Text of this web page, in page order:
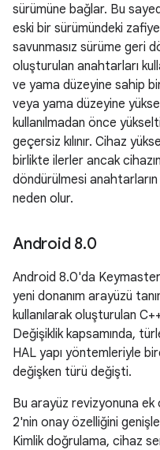
sürümüne bağlar. Bu
eski bir sürümündeki
savunmasız sürüme geri
oluşturulan anahtarları
ve yama düzeyine sahip
veya yama düzeyine
kullanılmadan önce
geçersiz kılınır. Cihaz
birlikte ilerler ancak
döndürülmesi
neden olur.
Android 8.0
Android 8.0'da Keymaster
yeni donanım arayüzü
kullanılarak oluşturulan
Değişiklik kapsamında,
HAL yapı yöntemleriyle
değişken türü değişti.
Bu arayüz revizyonuna
2'nin onay özelliğini
Kimlik doğrulama, cihaz